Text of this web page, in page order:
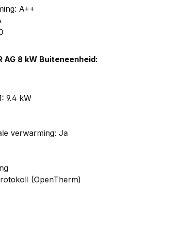
A++
8 kW Buiteneenheid:
9.4 kW
verwarming: Ja
(OpenTherm)